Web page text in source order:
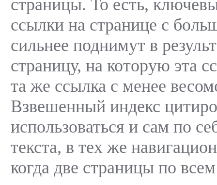
страницы. То есть,
ссылки на странице с
сильнее поднимут в
страницу, на которую эта
та же ссылка с менее
Взвешенный индекс
использоваться и сам по
текста, в тех же
когда две страницы по